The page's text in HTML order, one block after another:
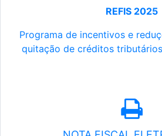
REFIS 2025
Programa de incentivos e
quitação de créditos